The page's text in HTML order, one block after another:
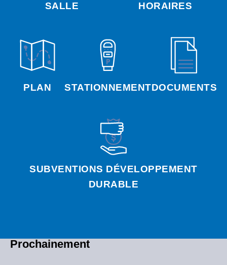
SALLE
HORAIRES
PLAN STATIONNEMENTDOCUMENTS
SUBVENTIONS DÉVELOPPEMENT
DURABLE
Prochainement